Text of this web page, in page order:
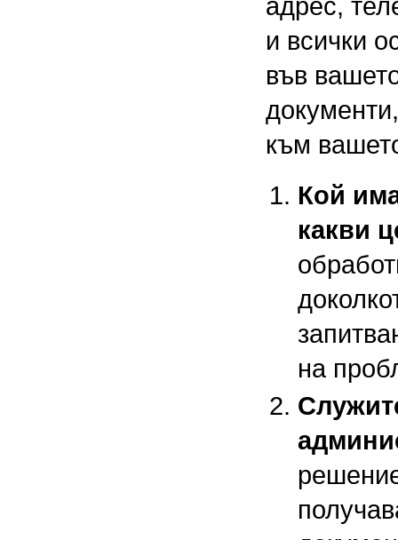
и всички
във
към
Кой
какви
на